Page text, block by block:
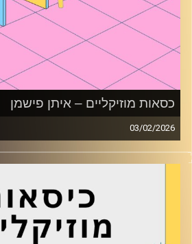
כסאות מוזיקליים – איתן פישמן
03/02/2026
כסאות מוזיקליים עם איתן פישמן